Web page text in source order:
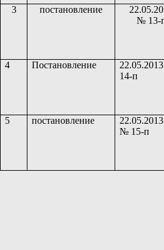
3 постановление
№ 13-
4 Постановление
22.05.2013
14-п
5 постановление
22.05.2013
№ 15-п